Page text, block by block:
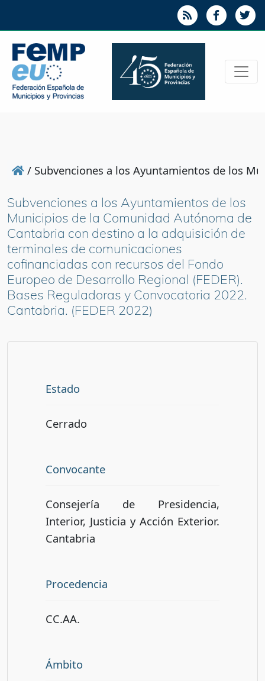
/ Subvenciones a los Ayuntamientos de los
Subvenciones a los Ayuntamientos de los
Municipios de la Comunidad Autónoma de
Cantabria con destino a la adquisición de
terminales de comunicaciones
cofinanciadas con recursos del Fondo
Europeo de Desarrollo Regional (FEDER).
Bases Reguladoras y Convocatoria 2022.
Cantabria. (FEDER 2022)
Estado
Cerrado
Convocante
Consejería de Presidencia,
Interior, Justicia y Acción Exterior.
Cantabria
Procedencia
CC.AA.
Ámbito